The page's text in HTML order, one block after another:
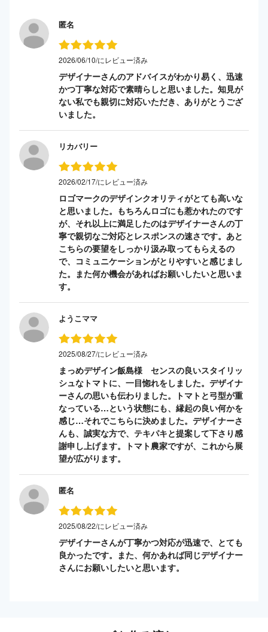
匿名
2026/06/10/にレビュー済み
デザイナーさんのアドバイスがわかり易く、迅速
かつ丁寧な対応で素晴らしと思いました。知見が
ない私でも親切に対応いただき、ありがとうござ
いました。
リカバリー
2026/02/17/にレビュー済み
ロゴマークのデザインクオリティがとても高いな
と思いました。もちろんロゴにも惹かれたのです
が、それ以上に満足したのはデザイナーさんの丁
寧で親切なご対応とレスポンスの速さです。あと
こちらの要望をしっかり汲み取ってもらえるの
で、コミュニケーションがとりやすいと感じまし
た。また何か機会があればお願いしたいと思いま
す。
ようこママ
2025/08/27/にレビュー済み
まっめデザイン飯島様 センスの良いスタイリッ
シュなトマトに、一目惚れをしました。デザイナ
ーさんの思いも伝わりました。トマトと弓型が重
なっている…という状態にも、縁起の良い何かを
感じ…それでこちらに決めました。デザイナーさ
んも、誠実な方で、テキパキと提案して下さり感
謝申し上げます。トマト農家ですが、これから展
望が広がります。
匿名
2025/08/22/にレビュー済み
デザイナーさんが丁寧かつ対応が迅速で、とても
良かったです。また、何かあれば同じデザイナー
さんにお願いしたいと思います。